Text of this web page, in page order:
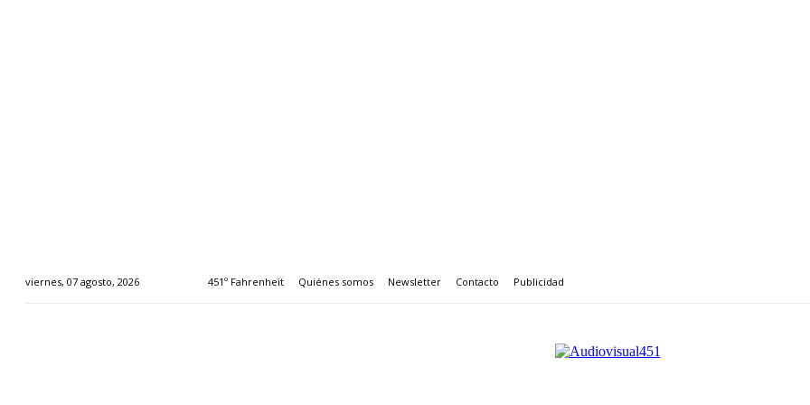
viernes, 07 agosto, 2026 451º Fahrenheit Quiénes somos Newsletter Contacto Publicidad